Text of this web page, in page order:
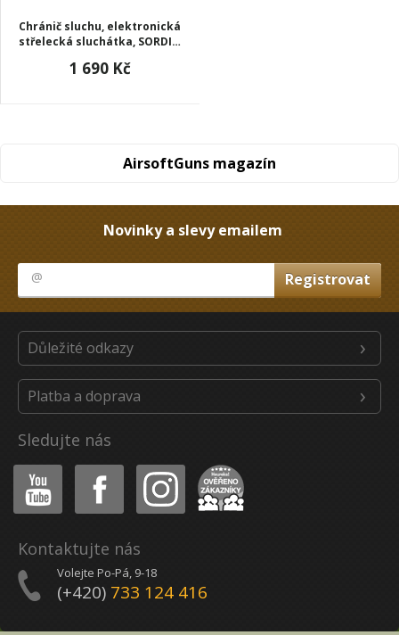
Chránič sluchu, elektronická
střelecká sluchátka, SORDIN
1 690 Kč
AirsoftGuns magazín
Novinky a slevy emailem
Důležité odkazy
Platba a doprava
Sledujte nás
Youtube Facebook Instagram Heureka
Kontaktujte nás
Volejte Po-Pá, 9-18
(+420) 733 124 416